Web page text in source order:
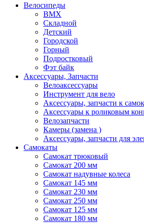
Велосипеды
BMX
Складной
Детский
Городской
Горный
Подростковый
Фэт байк
Аксессуары, Запчасти
Велоаксессуары
Инструмент для вело
Аксессуары, запчасти к
Аксессуары к роликовым
Велозапчасти
Камеры (замена )
Аксессуары, запчасти для
Самокаты
Самокат трюковый
Самокат 200 мм
Самокат надувные колеса
Самокат 145 мм
Самокат 230 мм
Самокат 250 мм
Самокат 125 мм
Самокат 180 мм